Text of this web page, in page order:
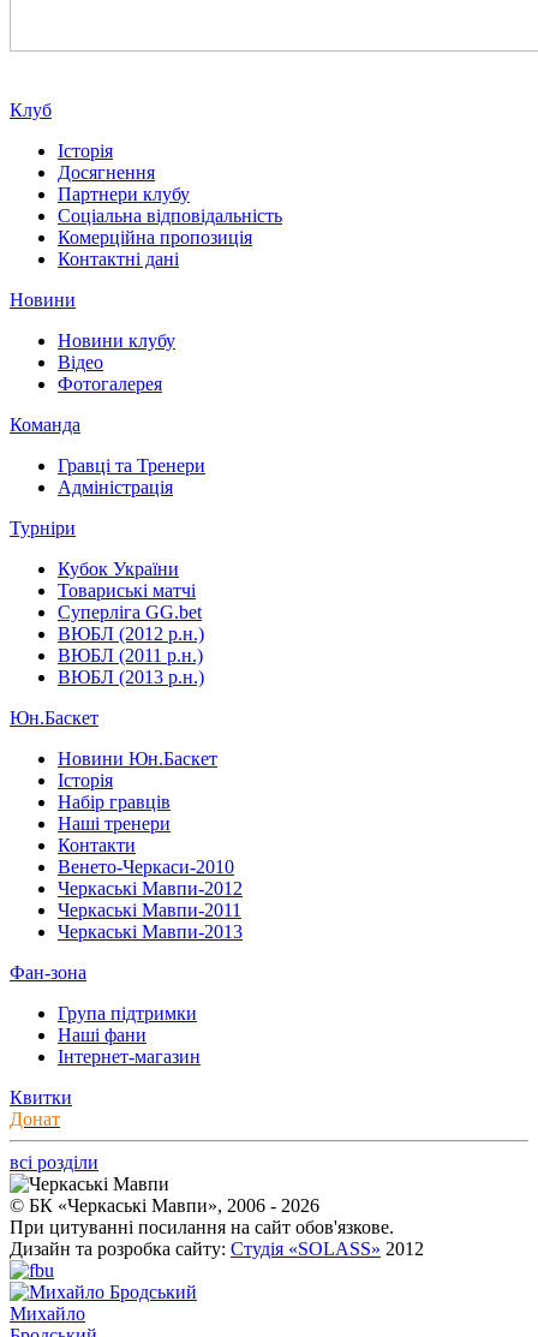
Клуб
Історія
Досягнення
Партнери клубу
Соціальна відповідальність
Комерційна пропозиція
Контактні дані
Новини
Новини клубу
Відео
Фотогалерея
Команда
Гравці та Тренери
Адміністрація
Турніри
Кубок України
Товариські матчі
Суперліга GG.bet
ВЮБЛ (2012 р.н.)
ВЮБЛ (2011 р.н.)
ВЮБЛ (2013 р.н.)
Юн.Баскет
Новини Юн.Баскет
Історія
Набір гравців
Наші тренери
Контакти
Венето-Черкаси-2010
Черкаські Мавпи-2012
Черкаські Мавпи-2011
Черкаські Мавпи-2013
Фан-зона
Група підтримки
Наші фани
Інтернет-магазин
Квитки
Донат
всі розділи
© БК «Черкаські Мавпи», 2006 - 2026
При цитуванні посилання на сайт обов'язкове.
Дизайн та розробка сайту: Студія «SOLASS» 2012
Михайло